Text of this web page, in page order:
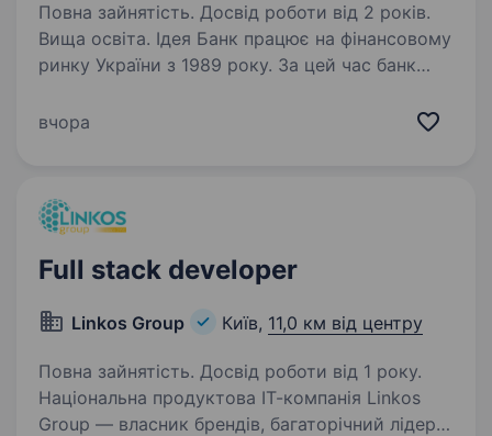
Повна зайнятість. Досвід роботи від 2 років.
Вища освіта. Ідея Банк працює на фінансовому
ринку України з 1989 року. За цей час банк
партнер для клієнтів. Наша справжня
вчора
Full stack developer
Linkos Group Київ, 11,0 км від центру
Повна зайнятість. Досвід роботи від 1 року.
Національна продуктова ІТ-компанія Linkos
Group — власник брендів, багаторічний лідер